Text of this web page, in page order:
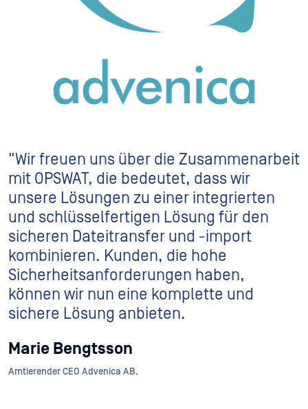
"Wir freuen uns über die Zusammenarbeit
mit OPSWAT, die bedeutet, dass wir
unsere Lösungen zu einer integrierten
und schlüsselfertigen Lösung für den
sicheren Dateitransfer und -import
kombinieren. Kunden, die hohe
Sicherheitsanforderungen haben,
können wir nun eine komplette und
sichere Lösung anbieten.
Marie Bengtsson
Amtierender CEO Advenica AB.